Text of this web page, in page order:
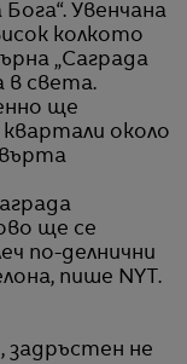
Увенчана
колкото
„Саграда
в света.
ще
около
ще се
по-делнични
пише NYT.
не